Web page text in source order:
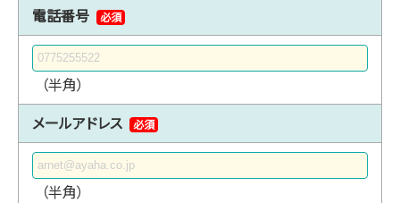
電話番号 必須
（半角）
メールアドレス 必須
（半角）